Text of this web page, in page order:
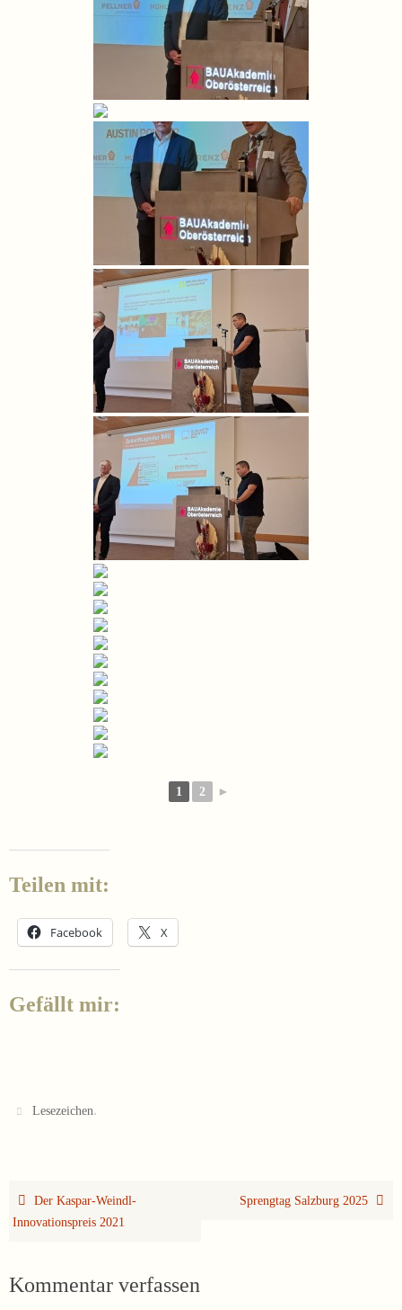
1 2 ►
Teilen mit:
Facebook X
Gefällt mir:
Lesezeichen.
Der Kaspar-Weindl-
Innovationspreis 2021
Sprengtag Salzburg 2025
Kommentar verfassen